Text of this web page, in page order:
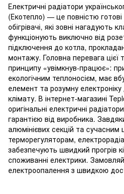
Електричні радіатори
(Екотепло) — це повністю
обігрівачі, які зовні нагадують
функціонують виключно від
підключення до котла,
монтажу. Головна перевага цієї
принципу «увімкнув-працює»:
екологічним теплоносієм, має
елемент та розумну
клімату. В інтернет-магазині
оригінальні електричні
гарантією від виробника.
алюмінієвих секцій та
терморегуляторам,
забезпечують швидкий прогрів
споживанні електрики.
електроопалення з швидкою